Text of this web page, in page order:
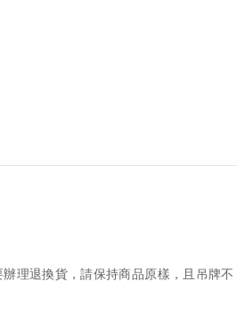
理退換貨，請保持商品原樣，且吊牌不